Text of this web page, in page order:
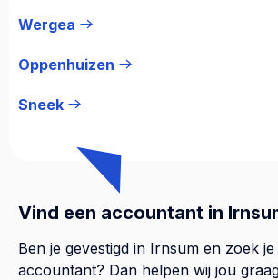
Wergea
Oppenhuizen
Sneek
Vind een accountant in
Ben je gevestigd in Irnsum en zoek
accountant? Dan helpen wij jou